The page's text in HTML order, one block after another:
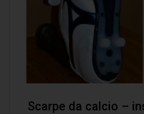
Scarpe da calcio –